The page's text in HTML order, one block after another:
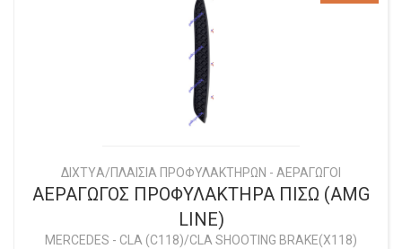
ΔΙΧΤYΑ/ΠΛΑΙΣΙΑ ΠΡΟΦΥΛΑΚΤΗΡΩΝ - ΑΕΡΑΓΩΓΟΙ
ΑΕΡΑΓΩΓΟΣ ΠΡΟΦΥΛΑΚΤΗΡΑ ΠΙΣΩ (AMG
LINE)
MERCEDES - CLA (C118)/CLA SHOOTING BRAKE(X118)